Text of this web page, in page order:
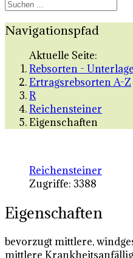
Navigationspfad
Aktuelle Seite:
Rebsorten -
Ertragsrebsorten A-Z
R
Reichensteiner
Eigenschaften
Reichensteiner
Zugriffe: 3388
Eigenschaften
bevorzugt mittlere,
mittlere